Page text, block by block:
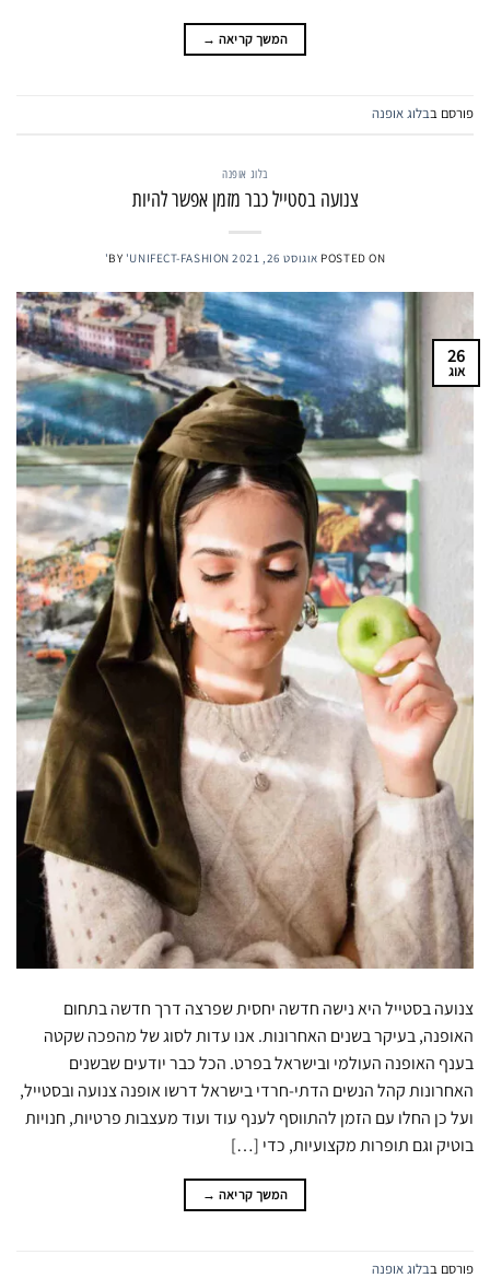
המשך קריאה →
פורסם בבלוג אופנה
בלוג אופנה
צנועה בסטייל כבר מזמן אפשר להיות
POSTED ON אוגוסט 26, 2021 BY 'UNIFECT-FASHION'
26
אוג
צנועה בסטייל היא נישה חדשה יחסית שפרצה דרך חדשה בתחום
האופנה, בעיקר בשנים האחרונות. אנו עדות לסוג של מהפכה שקטה
בענף האופנה העולמי ובישראל בפרט. הכל כבר יודעים שבשנים
האחרונות קהל הנשים הדתי-חרדי בישראל דרשו אופנה צנועה ובסטייל,
ועל כן החלו עם הזמן להתווסף לענף עוד ועוד מעצבות פרטיות, חנויות
בוטיק וגם תופרות מקצועיות, כדי […]
המשך קריאה →
פורסם בבלוג אופנה